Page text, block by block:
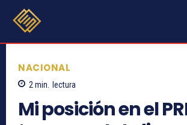
NACIONAL
2 min. lectura
Mi posición en el